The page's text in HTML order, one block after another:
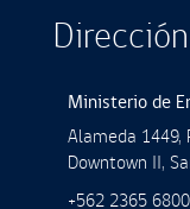
Ministerio de
Alameda 1449,
Downtown II,
+562 2365 6800